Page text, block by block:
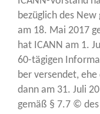
bezüg­lich des New
am 18. Mai 2017
hat ICANN am 1.
60-tägi­gen
ber ver­sen­det,
dann am 31. Juli
gemäß § 7.7 ©